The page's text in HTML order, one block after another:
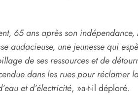
65 ans après son
audacieuse, une jeunesse qui
de ses ressources et de
dans les rues pour réclamer
et d’électricité, »a-t-il déploré.